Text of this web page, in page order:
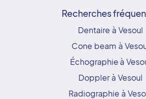
Recherches
Dentaire à Vesoul
Cone beam à
Échographie à
Doppler à Vesoul
Radiographie à